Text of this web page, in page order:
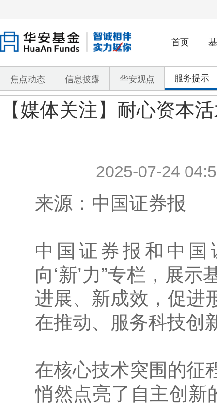
首页
焦点动态 信息披露 华安观点 服务提示
【媒体关注】耐心资本
2025-07-24
来源：中国证券报
中国证券报和中
向‘新’力”专栏，展
进展、新成效，促进
在推动、服务科技创
在核心技术突围的征
悄然点亮了自主创新